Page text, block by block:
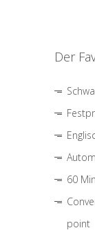
Der
60
point